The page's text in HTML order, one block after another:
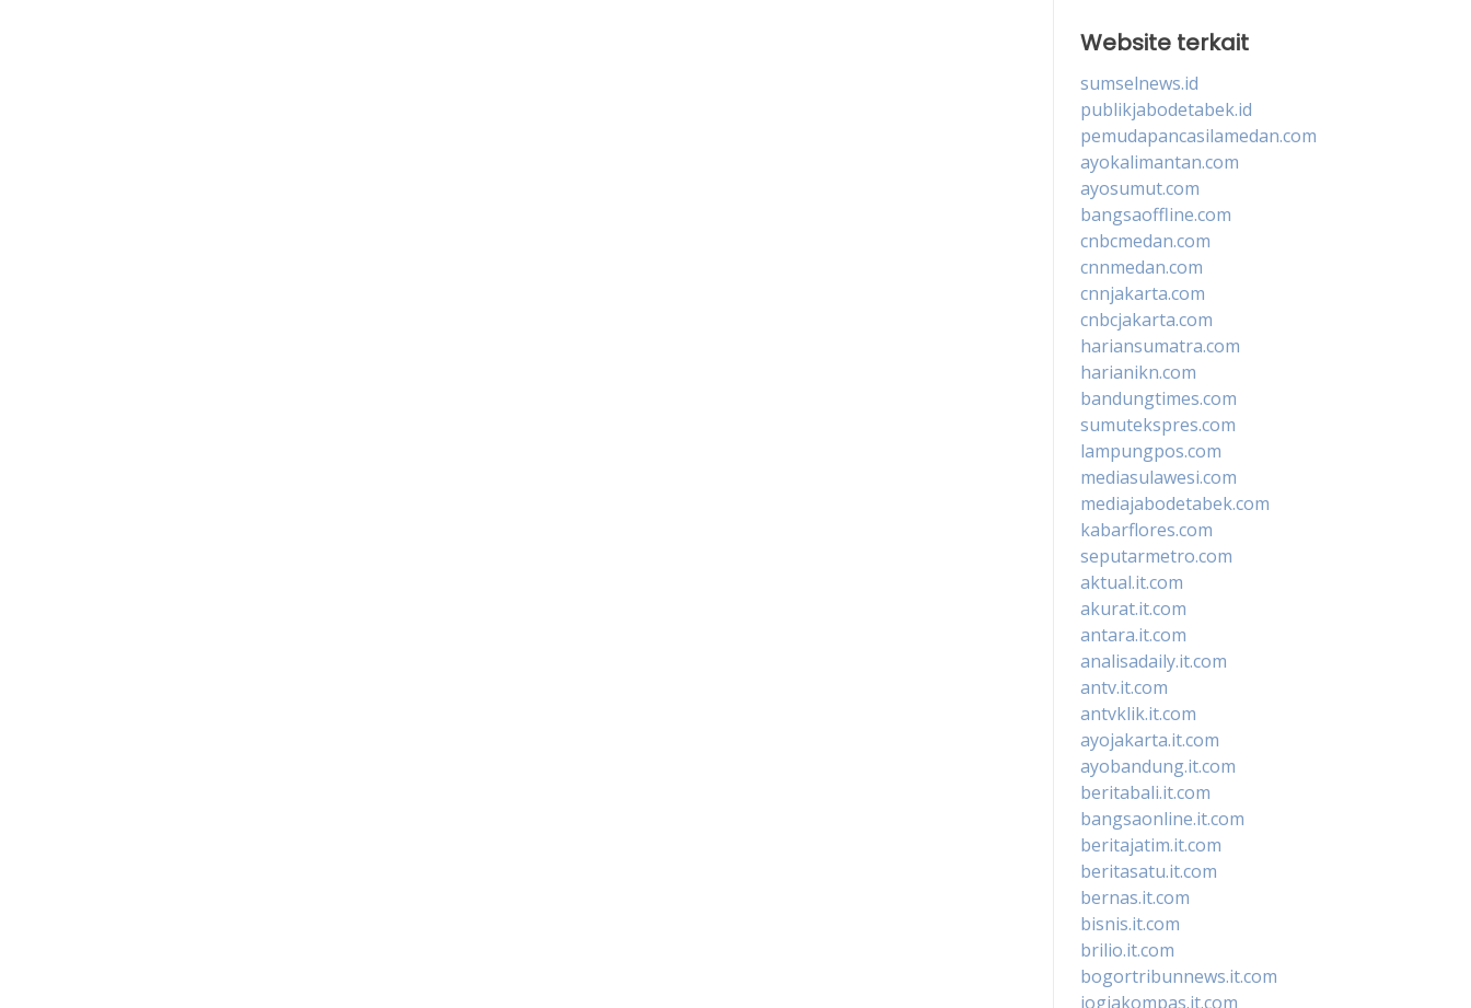
Website terkait
sumselnews.id
publikjabodetabek.id
pemudapancasilamedan.com
ayokalimantan.com
ayosumut.com
bangsaoffline.com
cnbcmedan.com
cnnmedan.com
cnnjakarta.com
cnbcjakarta.com
hariansumatra.com
harianikn.com
bandungtimes.com
sumutekspres.com
lampungpos.com
mediasulawesi.com
mediajabodetabek.com
kabarflores.com
seputarmetro.com
aktual.it.com
akurat.it.com
antara.it.com
analisadaily.it.com
antv.it.com
antvklik.it.com
ayojakarta.it.com
ayobandung.it.com
beritabali.it.com
bangsaonline.it.com
beritajatim.it.com
beritasatu.it.com
bernas.it.com
bisnis.it.com
brilio.it.com
bogortribunnews.it.com
jogjakompas.it.com